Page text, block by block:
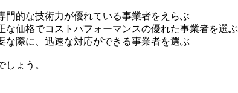
的な技術力が優れている事業者をえらぶ
価格でコストパフォーマンスの優れた事業者を選ぶ
際に、迅速な対応ができる事業者を選ぶ
ょう。